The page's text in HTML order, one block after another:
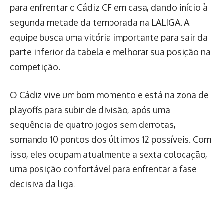
para enfrentar o Cádiz CF em casa, dando início à
segunda metade da temporada na LALIGA. A
equipe busca uma vitória importante para sair da
parte inferior da tabela e melhorar sua posição na
competição.
O Cádiz vive um bom momento e está na zona de
playoffs para subir de divisão, após uma
sequência de quatro jogos sem derrotas,
somando 10 pontos dos últimos 12 possíveis. Com
isso, eles ocupam atualmente a sexta colocação,
uma posição confortável para enfrentar a fase
decisiva da liga.